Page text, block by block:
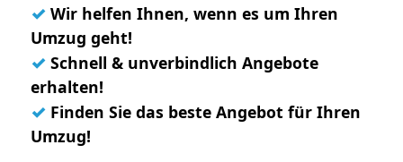
✓ Wir helfen Ihnen, wenn es um Ihren
Umzug geht!
✓ Schnell & unverbindlich Angebote
erhalten!
✓ Finden Sie das beste Angebot für Ihren
Umzug!